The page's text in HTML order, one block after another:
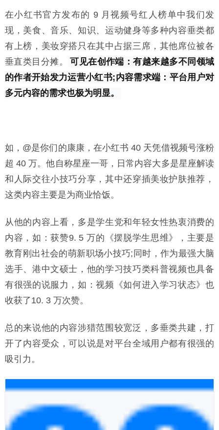
在小红书官方发布的 9 月视频号红人榜单中我们发
现，美食、音乐、知识、运动健身等多种内容垂类都
有上榜，美妆穿搭只在其中占据三席，其他席位被各
垂直类目分摊。
可见在创作端：有越来越多不同领域
的作者开始发力运营小红书;内容需求端：平台用户对
多元内容的需求也极为明显。
如，@是你们的康康，在小红书 40 天凭借视频号涨粉
超 40 万。他自称星座一哥，日常内容大多是星座解读
和人际交往小技巧分享，其中还穿插美妆护肤推荐，
这类内容主要是为商业恰饭。
从他的内容上看，多是学生党和年轻女性热衷消费的
内容，如：获赞9. 5 万的《摆脱学生思维》，主要是
教育刚出社会的萌新职场小技巧;同时，作为最强大脑
选手、港中文硕士，他的学习技巧类科普视频也具备
有很强的说服力，如：视频《如何进入学习状态》也
收获了10. 3 万次赞。
总的来说他的内容涉猎范围较宽泛，多垂类共建，打
开了内容受众，可以说是对平台全域用户都有很强的
吸引力。